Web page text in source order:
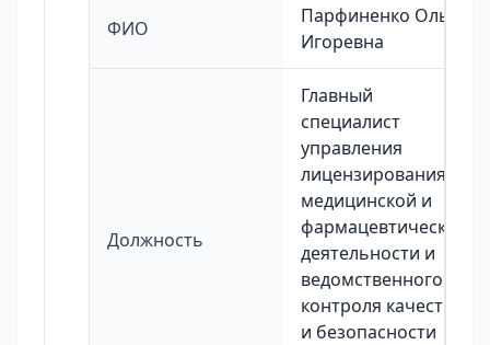
ФИО
Парфиненко Ольга
Игоревна
Должность
Главный
специалист
управления
лицензирования
медицинской и
фармацевтической
деятельности и
ведомственного
контроля качества
и безопасности